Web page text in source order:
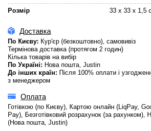
Розмір 33 x 33 x 1,5
Доставка
По Києву: Кур'єр (безкоштовно), самовивіз
Термінова доставка (протягом 2 годин)
Кілька товарів на вибір
По Україні: Нова пошта, Justin
До інших країн: Після 100% оплати і
з менеджером
Оплата
Готівкою (по Києву), Картою онлайн (LiqPay,
Pay), Безготівковий розрахунок (за рахунком),
(Нова пошта, Justin)